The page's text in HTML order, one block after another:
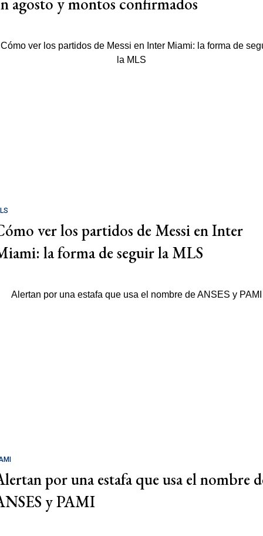
ver los partidos de Messi en Inter
la forma de seguir la MLS
por una estafa que usa el nombre
y PAMI